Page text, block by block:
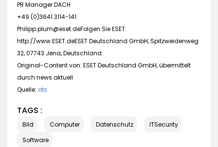
PR Manager DACH
+49 (0)3641 3114-141
Philipp.plum@eset.deFolgen Sie ESET:
http://www.ESET.deESET Deutschland GmbH, Spitzweidenweg
32, 07743 Jena, Deutschland
Original-Content von: ESET Deutschland GmbH, übermittelt
durch news aktuell
Quelle: ots
TAGS :
Bild Computer Datenschutz
ITSecurity
Software